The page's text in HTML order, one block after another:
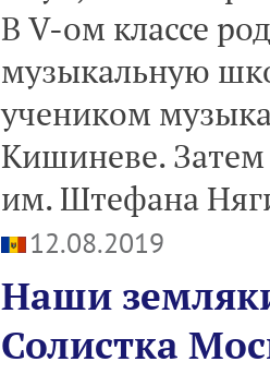
В V-ом классе
музыкальную
учеником
Кишиневе.
им. Штефана
12.08.2019
Наши
Солистка